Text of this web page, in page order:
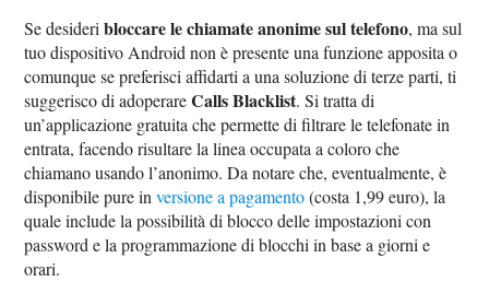
Se desideribloccare le chiamate anonime sul telefono, ma sul
tuo dispositivo Android non è presente una funzione apposita o
comunque se preferisci affidarti a una soluzione di terze parti, ti
suggerisco di adoperareCalls Blacklist. Si tratta di
un’applicazione gratuita che permette di filtrare le telefonate in
entrata, facendo risultare la linea occupata a coloro che
chiamano usando l’anonimo. Da notare che, eventualmente, è
disponibile pure inversione a pagamento(costa 1,99 euro), la
quale include la possibilità di blocco delle impostazioni con
password e la programmazione di blocchi in base a giorni e
orari.